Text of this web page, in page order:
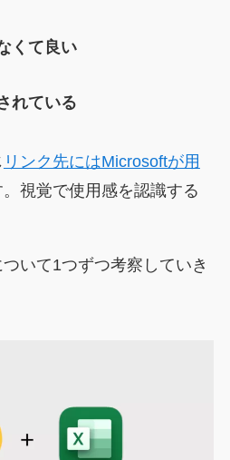
くて良い
れている
リンク先にはMicrosoftが用
視覚で使用感を認識する
いて1つずつ考察していき